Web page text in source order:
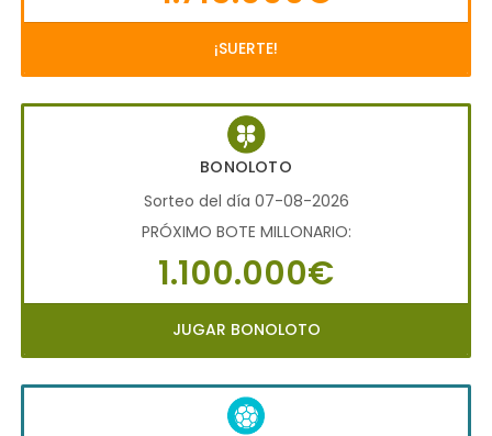
¡SUERTE!
BONOLOTO
Sorteo del día 07-08-2026
PRÓXIMO BOTE MILLONARIO:
1.100.000€
JUGAR BONOLOTO